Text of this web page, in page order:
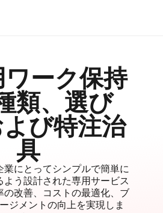
ーク保持
類、選び
び特注治
具
業にとってシンプルで簡単に
よう設計された専用サービス
の改善、コストの最適化、ブ
ジメントの向上を実現しま